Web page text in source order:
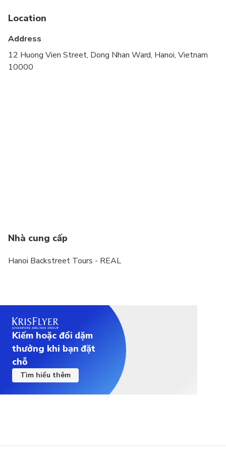
Not recommended for travelers with poor
Travelers should have at least a moderate level of
physical fitness
Location
Address
12 Huong Vien Street, Dong Nhan Ward, Hanoi, Vietnam
10000
Nhà cung cấp
Hanoi Backstreet Tours - REAL
Kiếm hoặc đổi dặm
thưởng khi bạn đặt
chỗ
Tìm hiểu thêm